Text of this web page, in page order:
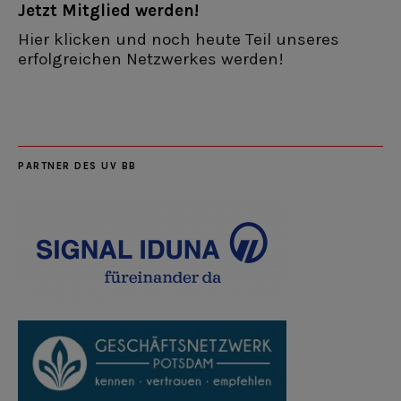
Jetzt Mitglied werden!
Hier klicken und noch heute Teil unseres
erfolgreichen Netzwerkes werden!
PARTNER DES UV BB